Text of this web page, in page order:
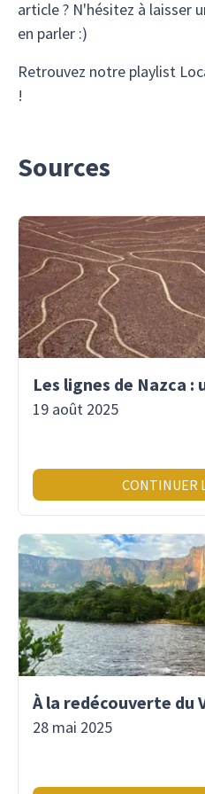
article ? N'hésitez à laisser
en parler :)
Retrouvez notre playlist
!
Sources
19 août 2025
CONTINUER
28 mai 2025